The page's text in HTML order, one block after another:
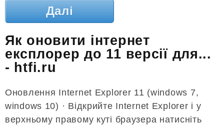
Далі
Як оновити інтернет
експлорер до 11 версії для...
- htfi.ru
Оновлення Internet Explorer 11 (windows 7,
windows 10) · Відкрийте Internet Explorer і у
верхньому правому куті браузера натисніть